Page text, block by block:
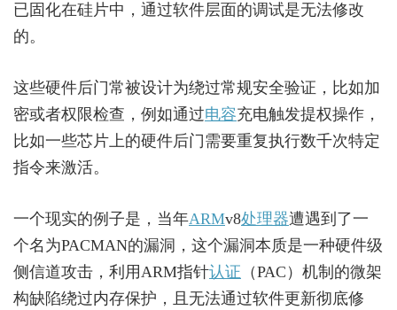
已固化在硅片中，通过软件层面的调试是无法修改
的。
这些硬件后门常被设计为绕过常规安全验证，比如加
密或者权限检查，例如通过电容充电触发提权操作，
比如一些芯片上的硬件后门需要重复执行数千次特定
指令来激活。
一个现实的例子是，当年ARMv8处理器遭遇到了一
个名为PACMAN的漏洞，这个漏洞本质是一种硬件级
侧信道攻击，利用ARM指针认证 （PAC）机制的微架
构缺陷绕过内存保护，且无法通过软件更新彻底修